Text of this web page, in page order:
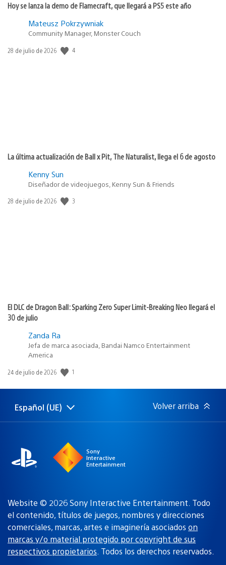
Hoy se lanza la demo de Flamecraft, que llegará a PS5 este año
Mateusz Pokrzywniak
Community Manager, Monster Couch
Fecha
28 de julio de 2026 4
La última actualización de Ball x Pit, The Naturalist, llega el 6 de agosto
Kenny Sun
Diseñador de videojuegos, Kenny Sun & Friends
Fecha
28 de julio de 2026 3
El DLC de Dragon Ball: Sparking Zero Super Limit-Breaking Neo llegará el
30 de julio
Zanda Ra
Jefa de marca asociada, Bandai Namco Entertainment
America
Fecha
publicación:
24 de julio de 2026 1
Selecciona
Región
Español (UE) Volver arriba
Sony
Interactive
Entertainment
Website © 2026 Sony Interactive Entertainment. Todo
el contenido, títulos de juegos, nombres y direcciones
comerciales, marcas, artes e imaginería asociados on
marcas y/o material protegido por copyright de sus
respectivos propietarios. Todos los derechos reservados.